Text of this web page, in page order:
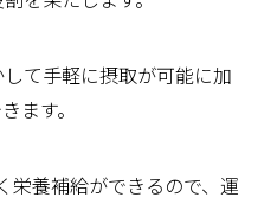
て手軽に摂取が可能に加
ます。
栄養補給ができるので、運